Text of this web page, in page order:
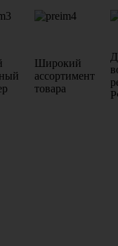
Широкий
ассортимент
товара